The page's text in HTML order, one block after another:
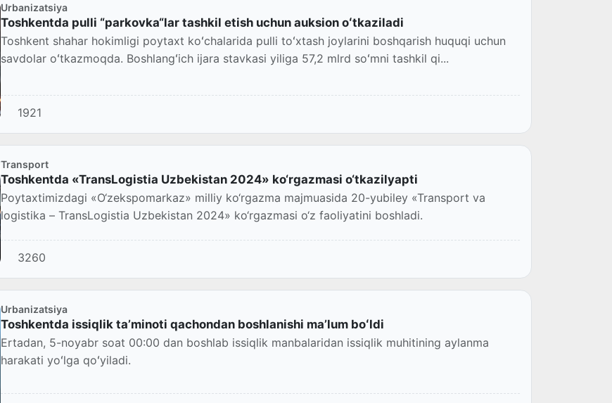
Urbanizatsiya
Toshkentda pulli “parkovka“lar tashkil etish uchun auksion oʻtkaziladi
Toshkent shahar hokimligi poytaxt koʻchalarida pulli toʻxtash joylarini boshqarish huquqi uchun
savdolar oʻtkazmoqda. Boshlangʻich ijara stavkasi yiliga 57,2 mlrd soʻmni tashkil qi...
1921
Transport
Toshkentda «TransLogistia Uzbekistan 2024» ko‘rgazmasi o‘tkazilyapti
Poytaxtimizdagi «O‘zekspomarkaz» milliy ko‘rgazma majmuasida 20-yubiley «Transport va
logistika – TransLogistia Uzbekistan 2024» ko‘rgazmasi o‘z faoliyatini boshladi.
3260
Urbanizatsiya
Toshkentda issiqlik taʼminoti qachondan boshlanishi maʼlum boʻldi
Ertadan, 5-noyabr soat 00:00 dan boshlab issiqlik manbalaridan issiqlik muhitining aylanma
harakati yoʻlga qoʻyiladi.